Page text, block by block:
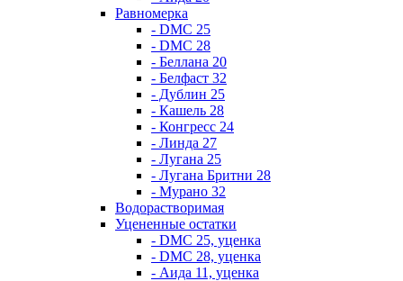
Равномерка
- DMC 25
- DMC 28
- Беллана 20
- Белфаст 32
- Дублин 25
- Кашель 28
- Конгресс 24
- Линда 27
- Лугана 25
- Лугана Бритни 28
- Мурано 32
Водорастворимая
Уцененные остатки
- DMC 25, уценка
- DMC 28, уценка
- Аида 11, уценка